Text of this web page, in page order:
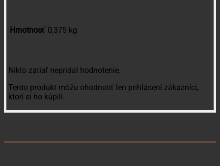
Hmotnosť 0,375 kg
Nikto zatiaľ nepridal hodnotenie.
Tento produkt môžu ohodnotiť len prihlásení zákazníci,
ktorí si ho kúpili.